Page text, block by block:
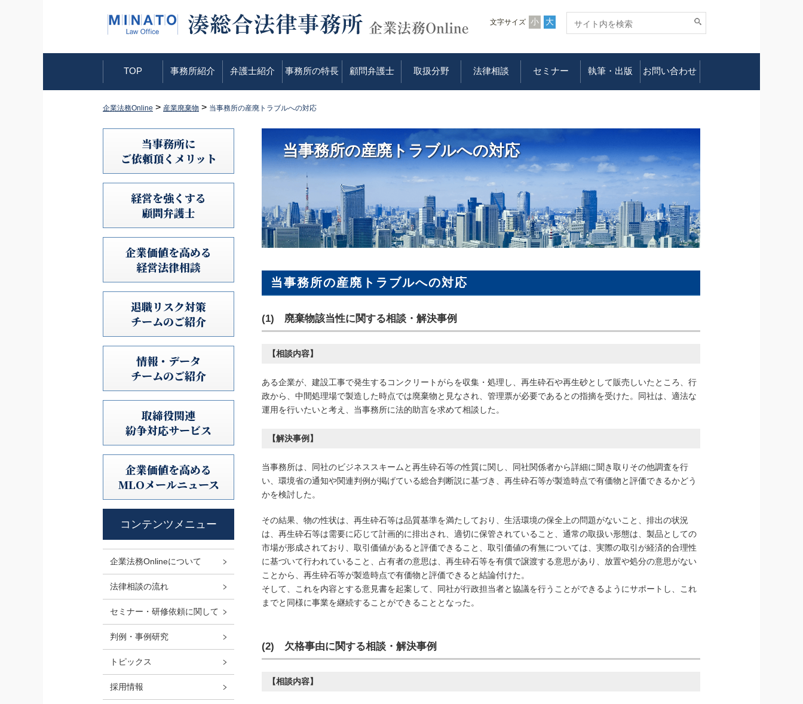
文字サイズ 小 大
TOP 事務所紹介 弁護士紹介 事務所の特長 顧問弁護士 取扱分野 法律相談 セミナー 執筆・出版 お問い合わせ
企業法務Online > 産業廃棄物 > 当事務所の産廃トラブルへの対応
当事務所の産廃トラブルへの対応
当事務所の産廃トラブルへの対応
(1) 廃棄物該当性に関する相談 ・解決事例
【相談内容】
ある企業が、建設工事で発生するコンクリートがらを収集・処理し、再生砕石や再生砂として販売しいたところ、行
政から、中間処理場で製造した時点では廃棄物と見なされ、管理票が必要であるとの指摘を受けた。同社は、適法な
運用を行いたいと考え、当事務所に法的助言を求めて相談した。
【解決事例】
当事務所は、同社のビジネススキームと再生砕石等の性質に関し、同社関係者から詳細に聞き取りその他調査を行
い、環境省の通知や関連判例が掲げている総合判断説に基づき、再生砕石等が製造時点で有価物と評価できるかどう
かを検討した。
その結果、物の性状は、再生砕石等は品質基準を満たしており、生活環境の保全上の問題がないこと、排出の状況
は、再生砕石等は需要に応じて計画的に排出され、適切に保管されていること、通常の取扱い形態は、製品としての
市場が形成されており、取引価値があると評価できること、取引価値の有無については、実際の取引が経済的合理性
に基づいて行われていること、占有者の意思は、再生砕石等を有償で譲渡する意思があり、放置や処分の意思がない
ことから、再生砕石等が製造時点で有価物と評価できると結論付けた。
そして、これを内容とする意見書を起案して、同社が行政担当者と協議を行うことができるようにサポートし、これ
までと同様に事業を継続することができることとなった。
(2) 欠格事由に関する相談・解決事例
【相談内容】
当事務所に
ご依頼頂くメリット
経営を強くする
顧問弁護士
企業価値を高める
経営法律相談
退職リスク対策
チームのご紹介
情報・データ
チームのご紹介
取締役関連
紛争対応サービス
企業価値を高める
MLOメールニュース
コンテンツメニュー
企業法務Onlineについて
法律相談の流れ
セミナー・研修依頼に関して
判例・事例研究
トピックス
採用情報